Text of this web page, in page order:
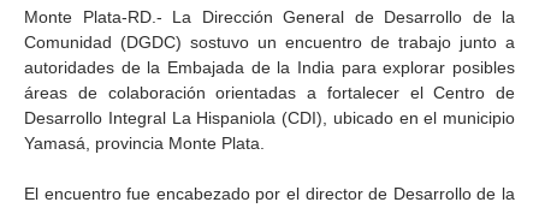
Monte Plata-RD.- La Dirección General de Desarrollo de la
Comunidad (DGDC) sostuvo un encuentro de trabajo junto a
autoridades de la Embajada de la India para explorar posibles
áreas de colaboración orientadas a fortalecer el Centro de
Desarrollo Integral La Hispaniola (CDI), ubicado en el municipio
Yamasá, provincia Monte Plata.
El encuentro fue encabezado por el director de Desarrollo de la